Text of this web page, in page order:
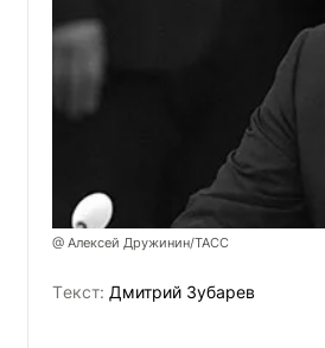
@ Алексей Дружинин/ТАСС
Tекст: Дмитрий Зубарев